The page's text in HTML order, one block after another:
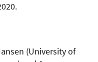
(University of